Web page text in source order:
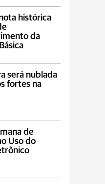
histórica
da
será nublada
fortes na
de
Uso do